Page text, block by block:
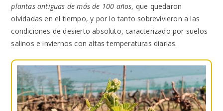
plantas antiguas de más de 100 años, que quedaron
olvidadas en el tiempo, y por lo tanto sobrevivieron a las
condiciones de desierto absoluto, caracterizado por suelos
salinos e inviernos con altas temperaturas diarias.